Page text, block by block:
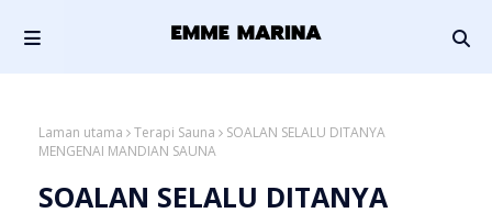
Laman utama Terapi Sauna
SOALAN SELALU DITANYA
MENGENAI MANDIAN SAUNA
SOALAN SELALU DITANYA